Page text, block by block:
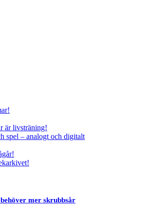
är livsträning!
spel – analogt och digitalt
mer skrubbsår